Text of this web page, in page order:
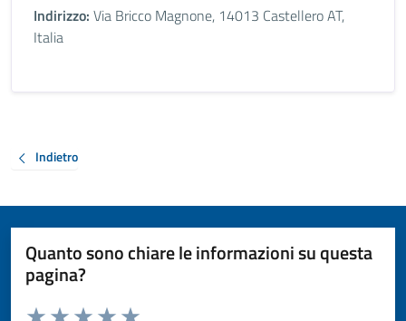
Indirizzo: Via Bricco Magnone, 14013 Castellero AT,
Italia
Indietro
Quanto sono chiare le informazioni su questa
pagina?
Valuta da 1 a 5 stelle la pagina